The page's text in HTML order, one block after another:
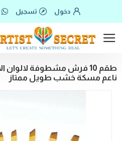
دخول تسجيل
طقم 10 فرش مشطوفة
ناعم مسكة خشب طويل ممتاز